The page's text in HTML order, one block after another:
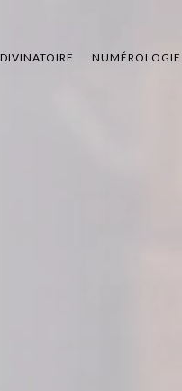
NUMÉROLOGIE